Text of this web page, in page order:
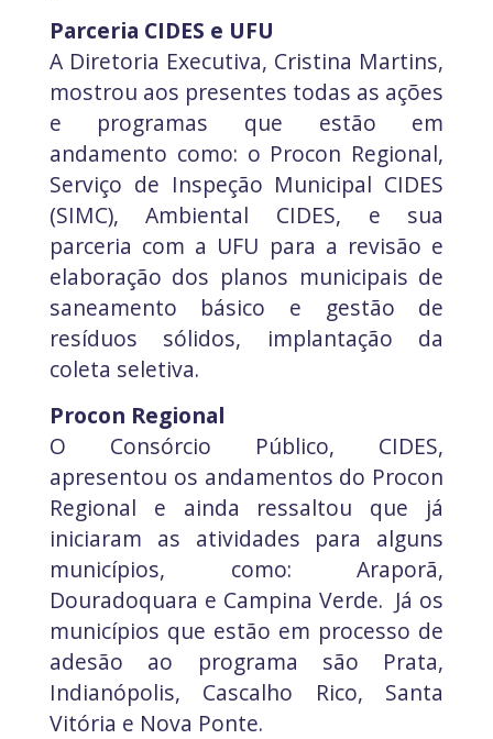
Parceria CIDES e UFU
A Diretoria Executiva, Cristina Martins,
mostrou aos presentes todas as ações
e programas que estão em
andamento como: o Procon Regional,
Serviço de Inspeção Municipal CIDES
(SIMC), Ambiental CIDES, e sua
parceria com a UFU para a revisão e
elaboração dos planos municipais de
saneamento básico e gestão de
resíduos sólidos, implantação da
coleta seletiva.
Procon Regional
O Consórcio Público, CIDES,
apresentou os andamentos do Procon
Regional e ainda ressaltou que já
iniciaram as atividades para alguns
municípios, como: Araporã,
Douradoquara e Campina Verde. Já os
municípios que estão em processo de
adesão ao programa são Prata,
Indianópolis, Cascalho Rico, Santa
Vitória e Nova Ponte.